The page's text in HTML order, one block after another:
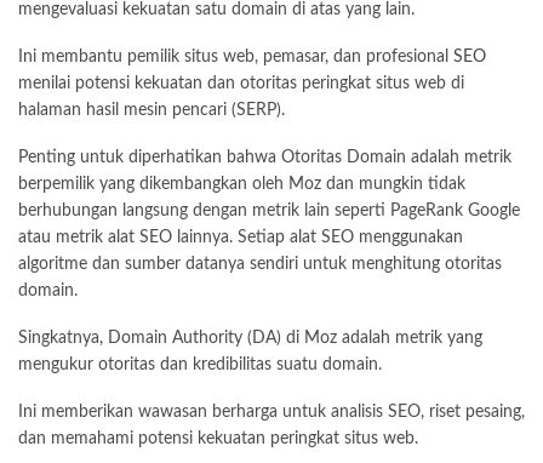
mengevaluasi kekuatan satu domain di atas yang lain.
Ini membantu pemilik situs web, pemasar, dan profesional SEO
menilai potensi kekuatan dan otoritas peringkat situs web di
halaman hasil mesin pencari (SERP).
Penting untuk diperhatikan bahwa Otoritas Domain adalah metrik
berpemilik yang dikembangkan oleh Moz dan mungkin tidak
berhubungan langsung dengan metrik lain seperti PageRank Google
atau metrik alat SEO lainnya. Setiap alat SEO menggunakan
algoritme dan sumber datanya sendiri untuk menghitung otoritas
domain.
Singkatnya, Domain Authority (DA) di Moz adalah metrik yang
mengukur otoritas dan kredibilitas suatu domain.
Ini memberikan wawasan berharga untuk analisis SEO, riset pesaing,
dan memahami potensi kekuatan peringkat situs web.